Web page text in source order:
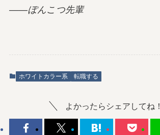
——ぽんこつ先輩
ホワイトカラー系 転職する
よかったらシェアしてね！